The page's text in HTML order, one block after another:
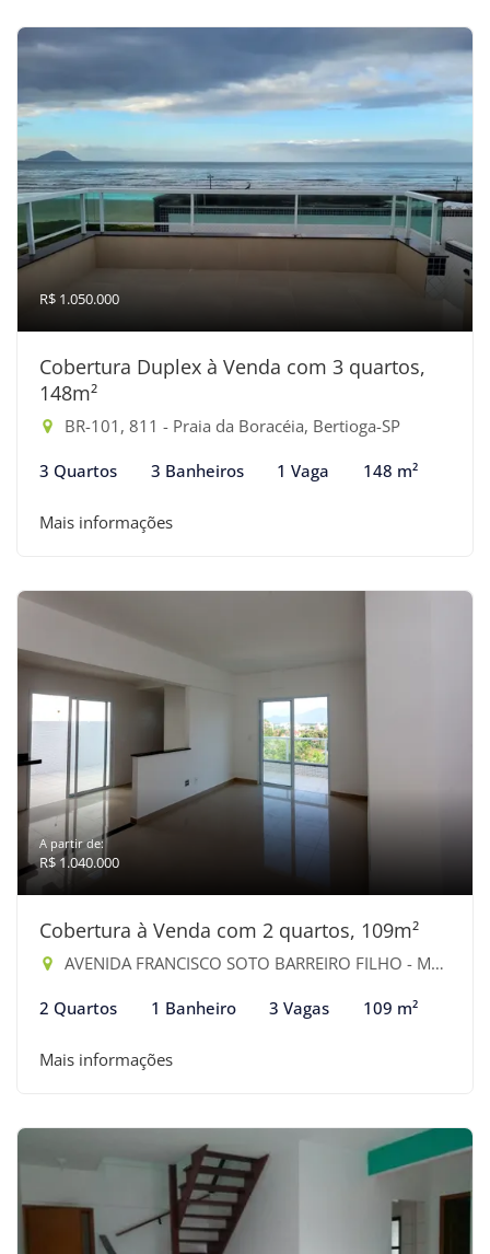
R$ 1.050.000
Cobertura Duplex à Venda com 3 quartos,
148m²
BR-101, 811 - Praia da Boracéia, Bertioga-SP
3 Quartos 3 Banheiros 1 Vaga 148 m²
Mais informações
A partir de:
R$ 1.040.000
Cobertura à Venda com 2 quartos, 109m²
AVENIDA FRANCISCO SOTO BARREIRO FILHO - Maitinga, Bertioga-SP
2 Quartos 1 Banheiro 3 Vagas 109 m²
Mais informações